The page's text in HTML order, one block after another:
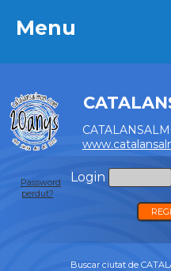
Menu
Login
Password
perdut?
Buscar ciutat de
Menu